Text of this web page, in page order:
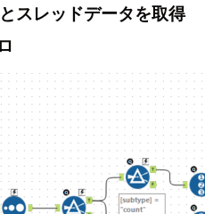
スレッドデータを取得